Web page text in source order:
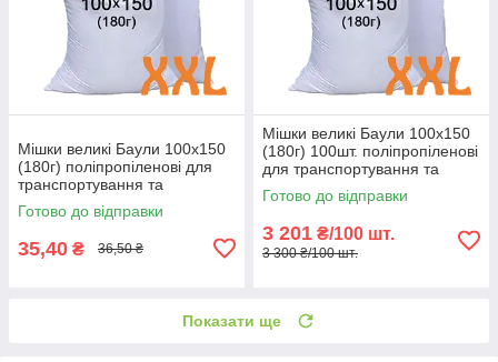
Мішки великі Баули 100x150
(180г) поліпропіленові для
транспортування та
зберігання
Готово до відправки
35,40 ₴ 36,50 ₴
Мішки великі Баули 100x150
(180г) 100шт. поліпропіленові
для транспортування та
зберігання
Готово до відправки
3 201 ₴/100 шт.
3 300 ₴/100 шт.
Показати ще